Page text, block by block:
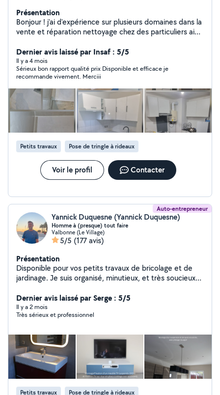
Présentation
Bonjour ! j'ai d'expérience sur plusieurs domaines dans la
vente et réparation nettoyage chez des particuliers ainsi
montage des meubles,vide maison,livraison ,réparation
de quad électrique, trottinette électrique,et tout ce
qu'est bricolage,je propose un travail rigoureux et
soigné. Mes clients ont toujours été pleinement
satisfaits de la qualité de mes prestations
Dernier avis laissé par Insaf : 5/5
Il y a 4 mois
Sérieux bon rapport qualité prix Disponible et efficace je
recommande vivement. Merciii
Petits travaux Pose de tringle à rideaux
Voir le profil Contacter
Auto-entrepreneur
Yannick Duquesne (Yannick Duquesne)
Homme à (presque) tout faire
Valbonne (Le Village)
5/5 (177 avis)
Présentation
Disponible pour vos petits travaux de bricolage et de
jardinage. Je suis organisé, minutieux, et très soucieux
que prévu. PS: le site AlloVoisins fonctionne d'une
certaine manière, qui ne me permet pas de répondre
aux besoins autres que ceux dans les catégories
en Kit, Installation Électrique, Tonte de Pelouse, Taille
de Haie. Pour les demandes privées, merci de bien
vouloir les mettre dans la catégorie Bricolage afin que je
puisse y répondre. Merci
Dernier avis laissé par Serge : 5/5
Il y a 2 mois
Très sérieux et professionnel
Petits travaux Pose de tringle à rideaux